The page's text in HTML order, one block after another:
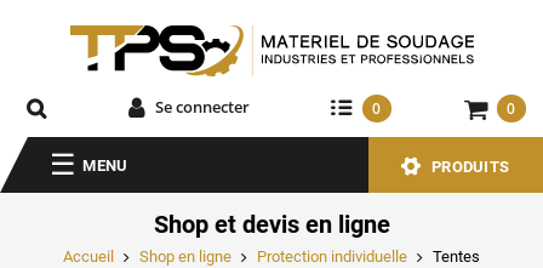
Se connecter 0 0
MENU PRODUITS
Shop et devis en ligne
Accueil Shop en ligne Protection individuelle Tentes